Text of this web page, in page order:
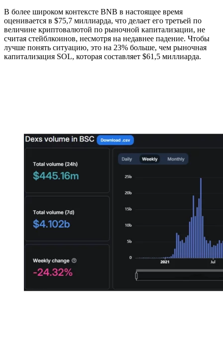
В более широком контексте BNB в настоящее время
оценивается в $75,7 миллиарда, что делает его третьей по
величине криптовалютой по рыночной капитализации, не
считая стейблкоинов, несмотря на недавнее падение. Чтобы
лучше понять ситуацию, это на 23% больше, чем рыночная
капитализация SOL, которая составляет $61,5 миллиарда.